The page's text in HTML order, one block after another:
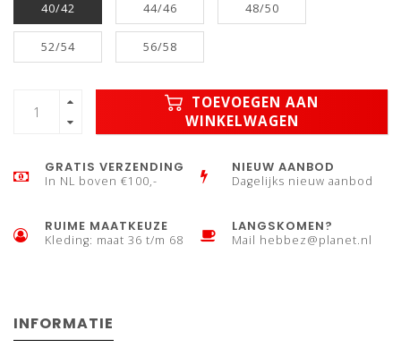
40/42 44/46 48/50
52/54 56/58
TOEVOEGEN AAN
WINKELWAGEN
GRATIS VERZENDING
In NL boven €100,-
NIEUW AANBOD
Dagelijks nieuw aanbod
RUIME MAATKEUZE
Kleding: maat 36 t/m 68
LANGSKOMEN?
Mail hebbez@planet.nl
INFORMATIE